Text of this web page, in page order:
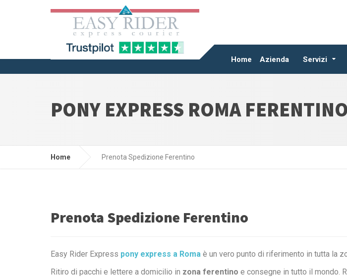
Home Azienda Servizi
PONY EXPRESS ROMA FERENTINO
Home Prenota Spedizione Ferentino
Prenota Spedizione Ferentino
Easy Rider Express pony express a Roma è un vero punto di riferimento in tutta la
Ritiro di pacchi e lettere a domicilio in zona ferentino e consegne in tutto il mondo.